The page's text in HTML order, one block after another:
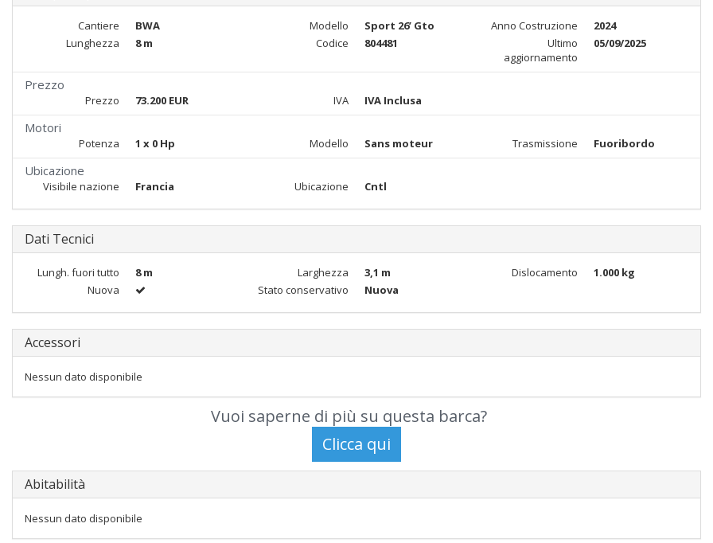
Cantiere BWA Modello Sport 26’ Gto Anno Costruzione
2024
Lunghezza
8 m Codice 804481
Ultimo
aggiornamento
05/09/2025
Prezzo
Prezzo 73.200 EUR IVA IVA Inclusa
Motori
Potenza 1 x 0 Hp Modello Sans moteur Trasmissione Fuoribordo
Ubicazione
Visibile nazione Francia Ubicazione Cntl
Dati Tecnici
Lungh. fuori tutto 8 m Larghezza 3,1 m Dislocamento
1.000 kg
Nuova
Stato conservativo Nuova
Accessori
Nessun dato disponibile
Vuoi saperne di più su questa barca?
Abitabilità
Nessun dato disponibile